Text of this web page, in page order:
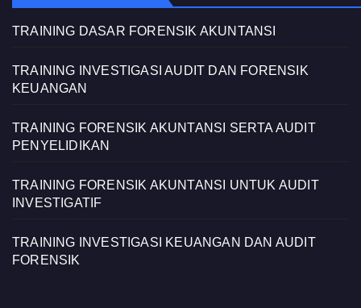
TRAINING DASAR FORENSIK AKUNTANSI
TRAINING INVESTIGASI AUDIT DAN FORENSIK
KEUANGAN
TRAINING FORENSIK AKUNTANSI SERTA AUDIT
PENYELIDIKAN
TRAINING FORENSIK AKUNTANSI UNTUK AUDIT
INVESTIGATIF
TRAINING INVESTIGASI KEUANGAN DAN AUDIT
FORENSIK